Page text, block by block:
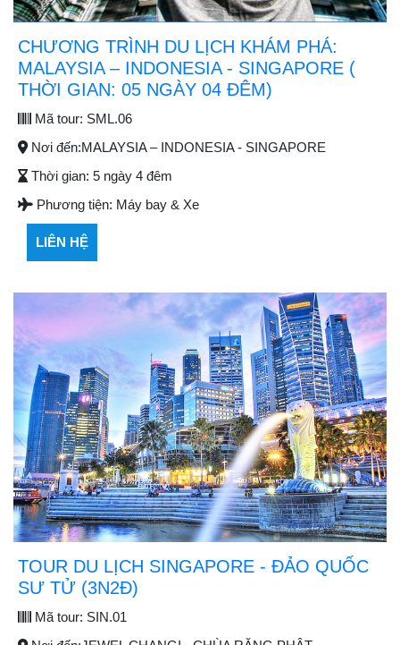
CHƯƠNG TRÌNH DU LỊCH KHÁM PHÁ:
MALAYSIA – INDONESIA - SINGAPORE (
THỜI GIAN: 05 NGÀY 04 ĐÊM)
Mã tour: SML.06
Nơi đến:MALAYSIA – INDONESIA - SINGAPORE
Thời gian: 5 ngày 4 đêm
Phương tiện: Máy bay & Xe
TOUR DU LỊCH SINGAPORE - ĐẢO QUỐC
SƯ TỬ (3N2Đ)
Mã tour: SIN.01